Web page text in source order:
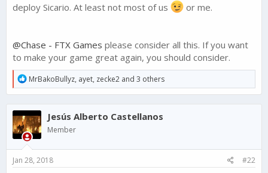
deploy Sicario. At least not most of us
or me.
@Chase - FTX Games please consider all this. If you want
to make your game great again, you should consider.
R
e
a
c
t
i
o
n
:
MrBakoBullyz, ayet, zecke2 and 3 others
Jesús Alberto Castellanos
Member
Jan 28, 2018 #22